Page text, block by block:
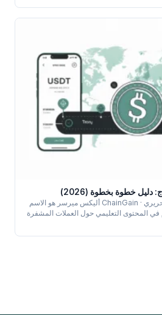
Alex Mercerاسم مستعار تحريري · ChainGain أليكس ميرسر هو الاسم
المحتوى التعليمي حول العملات المشفرة